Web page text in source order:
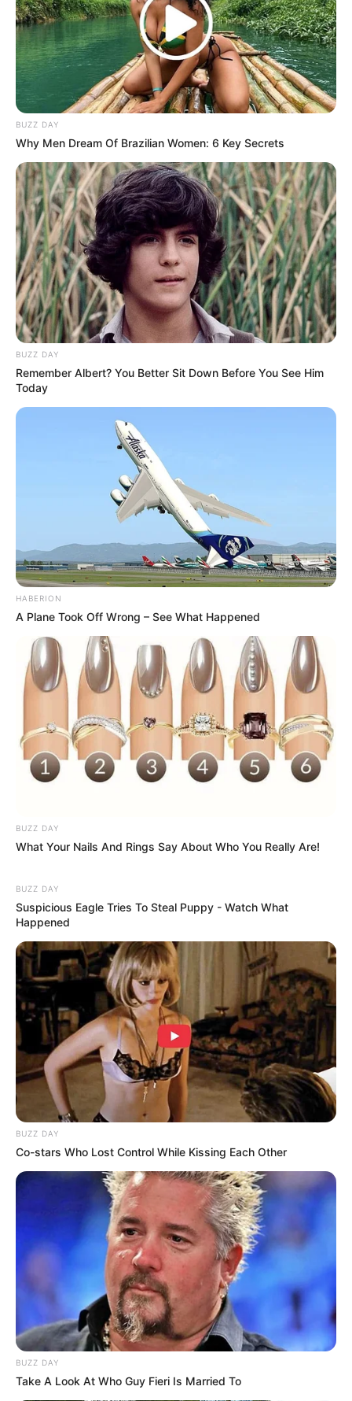
Langka Banget! 10 Pose Lucu
Katak yang Bikin Ketawa
Gemes
Ambyar! 10 Kalimat Baper
Pakai Bahasa Jawa Ini Bikin
Galau Abis
Fail! 10 Potret Makanan Gagal
Dimasak yang Bikin Kamu
Nggak Selera
10 Pose Manekin Anti
Mainstream yang Konyol
Banget
8 Kata Lucu Seputar Malam
Minggu ala Jomblo yang Bikin
10 Desain Kanopi Tempat
Tidur, Serasa Beristirahat di
Kamar Raja
Tampil Lebih Modern, 7 Potret
Hasil Renovasi Rumah Berusia
90 Tahun
BUZZ DAY
Why Men Dream Of Brazilian Women: 6 Key Secrets
BUZZ DAY
Remember Albert? You Better Sit Down Before You See Him
Today
HABERION
A Plane Took Off Wrong – See What Happened
BUZZ DAY
What Your Nails And Rings Say About Who You Really Are!
BUZZ DAY
Suspicious Eagle Tries To Steal Puppy - Watch What
Happened
BUZZ DAY
Co-stars Who Lost Control While Kissing Each Other
BUZZ DAY
Take A Look At Who Guy Fieri Is Married To